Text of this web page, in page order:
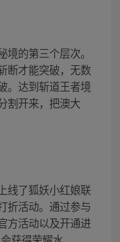
的第三个层次。
断才能突破，无数
。达到斩道王者境
割开来，把澳大
线了狐妖小红娘联
折活动。通过参与
方活动以及开通进